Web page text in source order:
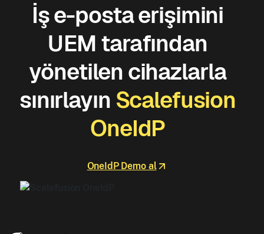
İş e-posta erişimini
UEM tarafından
yönetilen cihazlarla
sınırlayın Scalefusion
OneIdP
OneIdP Demo al